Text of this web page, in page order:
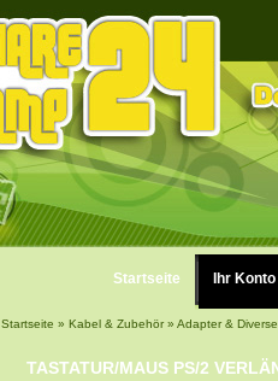
Startseite Ihr Konto
Startseite » Kabel & Zubehör» Adapter &
TASTATUR/MAUS PS/2